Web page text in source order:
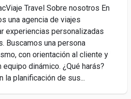
Travel Sobre nosotros En
una agencia de viajes
experiencias personalizadas
Buscamos una persona
con orientación al cliente y
dinámico. ¿Qué harás?
la planificación de sus...